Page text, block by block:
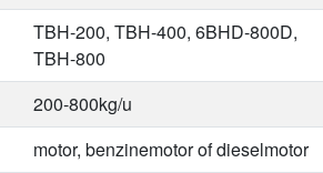
TBH-200, TBH-400, 6BHD-800D,
TBH-800
200-800kg/u
motor, benzinemotor of dieselmotor